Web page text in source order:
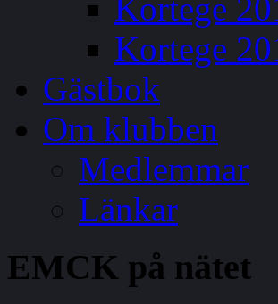
Kortege
Kortege
Gästbok
Om klubben
Medlemmar
Länkar
EMCK på nätet